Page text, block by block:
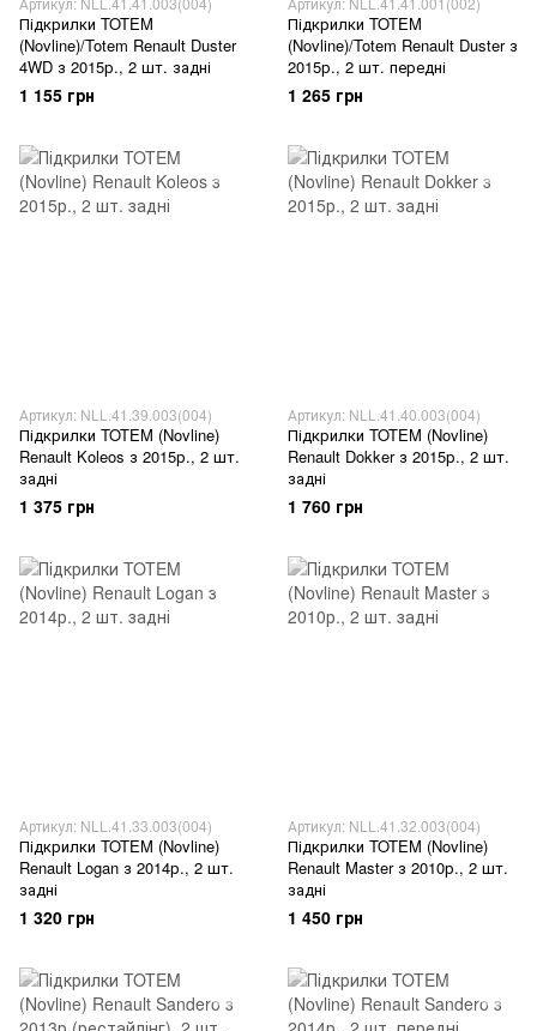
Підкрилки TOTEM
(Novline)/Totem Renault Duster
4WD з 2015р., 2 шт. задні
1 155 грн
Підкрилки TOTEM
(Novline)/Totem Renault Duster з
2015р., 2 шт. передні
1 265 грн
Артикул: NLL.41.39.003(004)
Підкрилки TOTEM (Novline)
Renault Koleos з 2015р., 2 шт.
задні
1 375 грн
Артикул: NLL.41.40.003(004)
Підкрилки TOTEM (Novline)
Renault Dokker з 2015р., 2 шт.
задні
1 760 грн
Артикул: NLL.41.33.003(004)
Підкрилки TOTEM (Novline)
Renault Logan з 2014р., 2 шт.
задні
1 320 грн
Артикул: NLL.41.32.003(004)
Підкрилки TOTEM (Novline)
Renault Master з 2010р., 2 шт.
задні
1 450 грн